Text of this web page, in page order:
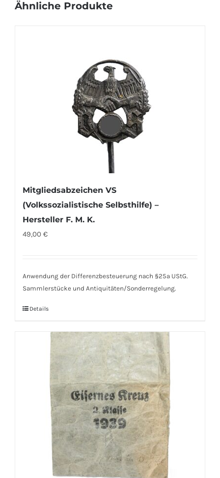
Ähnliche Produkte
Mitgliedsabzeichen VS
(Volkssozialistische Selbsthilfe) –
Hersteller F. M. K.
49,00 €
Anwendung der Differenzbesteuerung nach §25a UStG.
Sammlerstücke und Antiquitäten/Sonderregelung.
Details